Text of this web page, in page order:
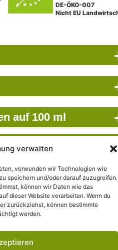
verwalten
verwenden wir Technologien wie
speichern und/oder darauf zuzugreifen.
können wir Daten wie das
dieser Website verarbeiten. Wenn du
zurückziehst, können bestimmte
werden.
DE-ÖKO-007
Nicht EU
auf 100 ml
Umwelt und des Menschen.
Beutelsbacher steht für
und Erfrischungsgetränke